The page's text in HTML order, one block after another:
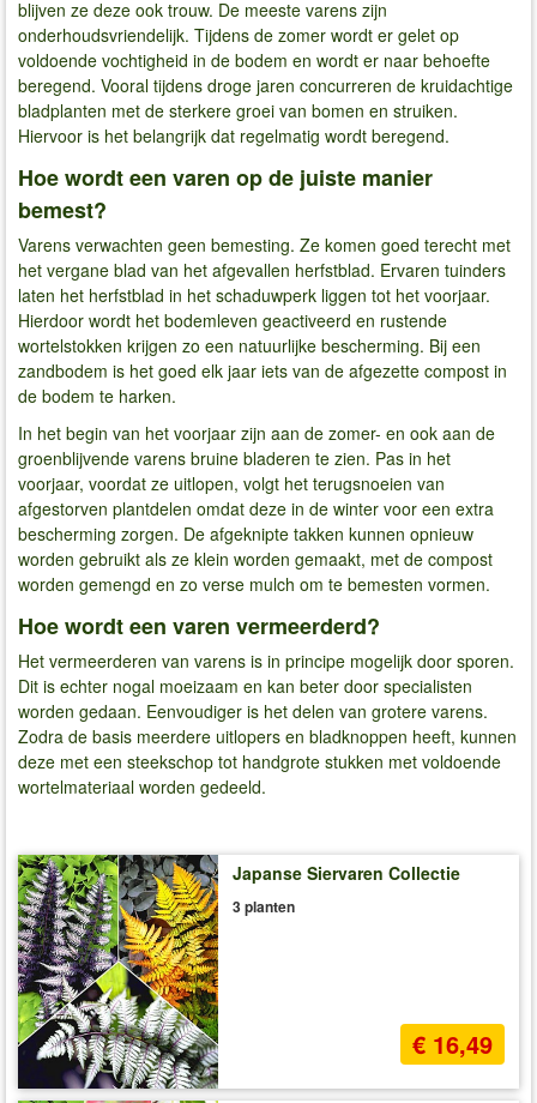
blijven ze deze ook trouw. De meeste varens zijn
onderhoudsvriendelijk. Tijdens de zomer wordt er gelet op
voldoende vochtigheid in de bodem en wordt er naar behoefte
beregend. Vooral tijdens droge jaren concurreren de kruidachtige
bladplanten met de sterkere groei van bomen en struiken.
Hiervoor is het belangrijk dat regelmatig wordt beregend.
Hoe wordt een varen op de juiste manier
bemest?
Varens verwachten geen bemesting. Ze komen goed terecht met
het vergane blad van het afgevallen herfstblad. Ervaren tuinders
laten het herfstblad in het schaduwperk liggen tot het voorjaar.
Hierdoor wordt het bodemleven geactiveerd en rustende
wortelstokken krijgen zo een natuurlijke bescherming. Bij een
zandbodem is het goed elk jaar iets van de afgezette compost in
de bodem te harken.
In het begin van het voorjaar zijn aan de zomer- en ook aan de
groenblijvende varens bruine bladeren te zien. Pas in het
voorjaar, voordat ze uitlopen, volgt het terugsnoeien van
afgestorven plantdelen omdat deze in de winter voor een extra
bescherming zorgen. De afgeknipte takken kunnen opnieuw
worden gebruikt als ze klein worden gemaakt, met de compost
worden gemengd en zo verse mulch om te bemesten vormen.
Hoe wordt een varen vermeerderd?
Het vermeerderen van varens is in principe mogelijk door sporen.
Dit is echter nogal moeizaam en kan beter door specialisten
worden gedaan. Eenvoudiger is het delen van grotere varens.
Zodra de basis meerdere uitlopers en bladknoppen heeft, kunnen
deze met een steekschop tot handgrote stukken met voldoende
wortelmateriaal worden gedeeld.
Japanse Siervaren Collectie
3 planten
€ 16,49